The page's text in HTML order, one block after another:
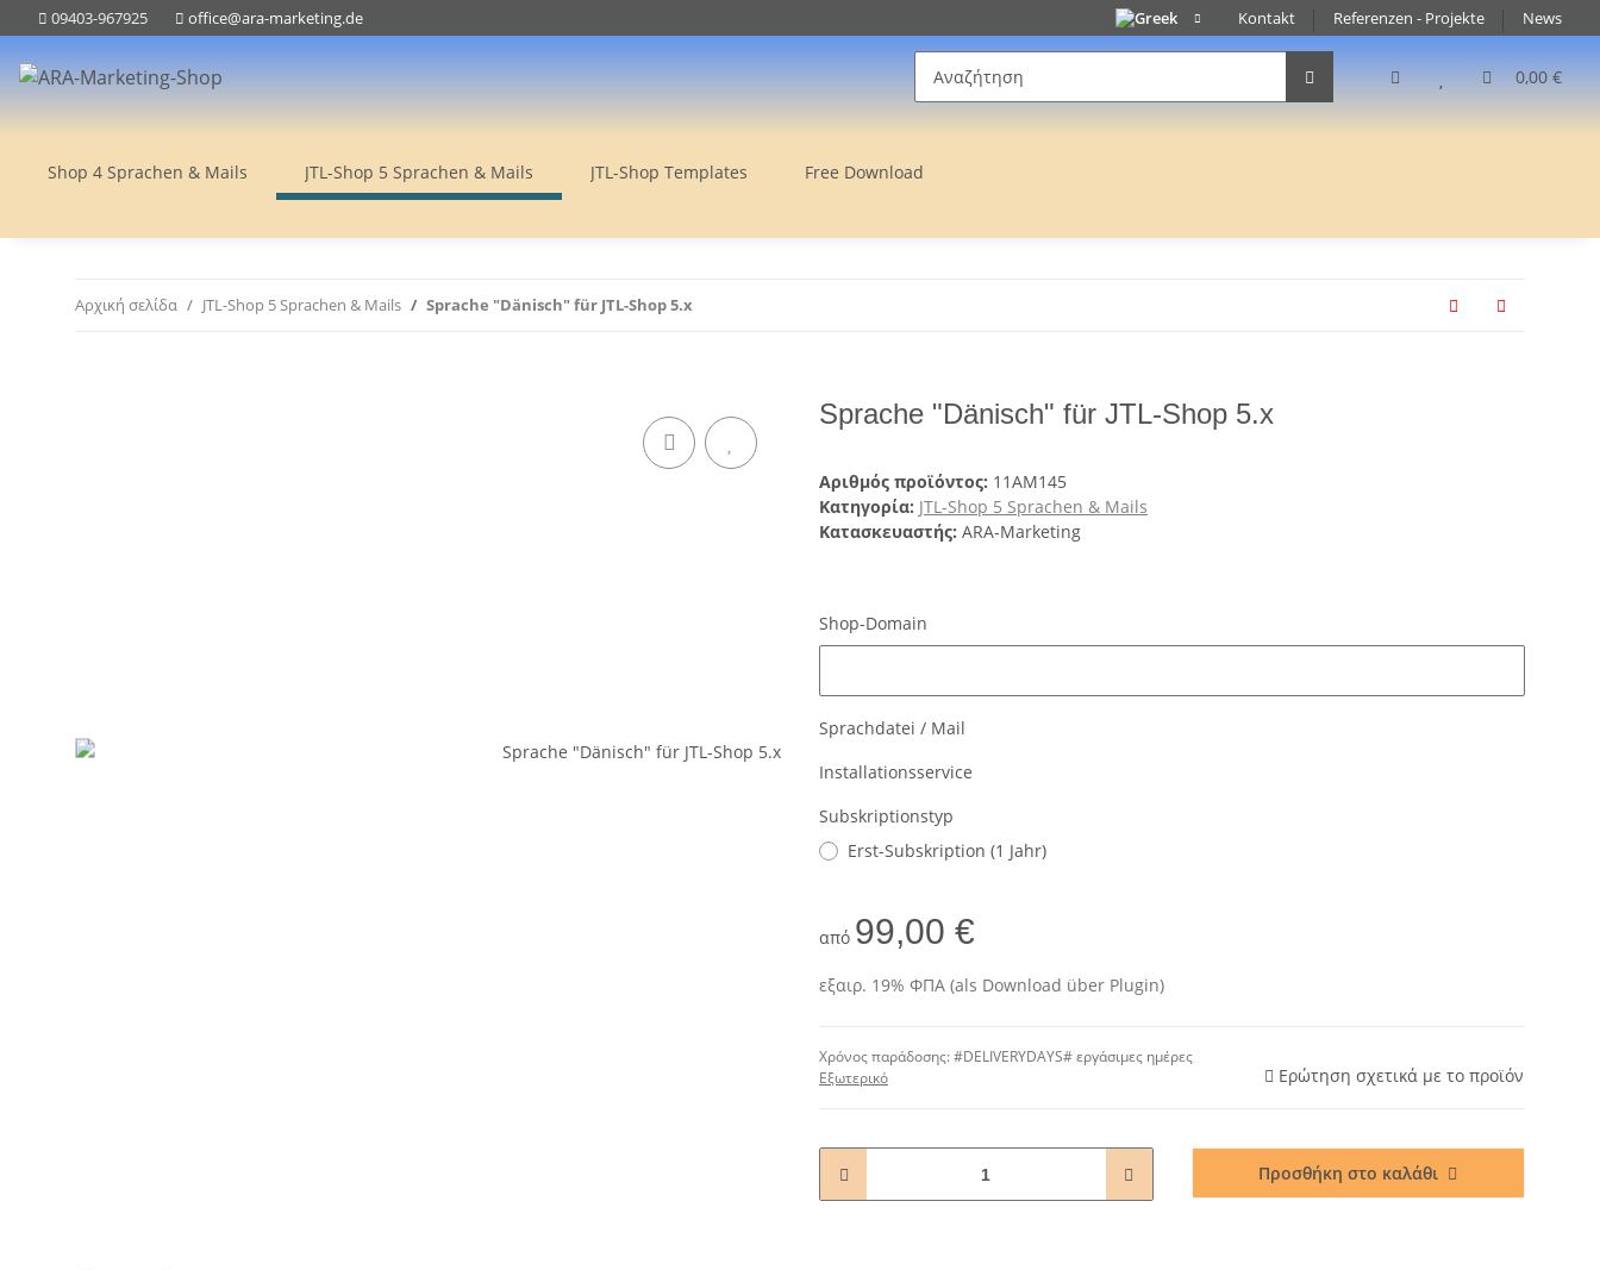
Kontakt Referenzen - Projekte News
09403-967925 office@ara-marketing.de
0,00 €
Shop 4 Sprachen & Mails JTL-Shop 5 Sprachen & Mails JTL-Shop Templates Free Download
Αρχική σελίδα JTL-Shop 5 Sprachen & Mails Sprache "Dänisch" für JTL-Shop 5.x
Sprache "Dänisch" für JTL-Shop 5.x
Αριθμός προϊόντος: 11AM145
Κατηγορία: JTL-Shop 5 Sprachen & Mails
Κατασκευαστής: ARA-Marketing
Shop-Domain
Sprachdatei / Mail
Installationsservice
Subskriptionstyp
Erst-Subskription (1 Jahr)
από 99,00 €
εξαιρ. 19% ΦΠΑ (als Download über Plugin)
Χρόνος παράδοσης:#DELIVERYDAYS# εργάσιμες ημέρες
Εξωτερικό
Ερώτηση σχετικά με το προϊόν
Προσθήκη στο καλάθι